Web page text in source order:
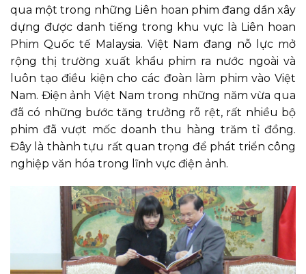
qua một trong những Liên hoan phim đang dần xây
dựng được danh tiếng trong khu vực là Liên hoan
Phim Quốc tế Malaysia. Việt Nam đang nỗ lực mở
rộng thị trường xuất khẩu phim ra nước ngoài và
luôn tạo điều kiện cho các đoàn làm phim vào Việt
Nam. Điện ảnh Việt Nam trong những năm vừa qua
đã có những bước tăng trưởng rõ rệt, rất nhiều bộ
phim đã vượt mốc doanh thu hàng trăm tỉ đồng.
Đây là thành tựu rất quan trọng để phát triển công
nghiệp văn hóa trong lĩnh vực điện ảnh.